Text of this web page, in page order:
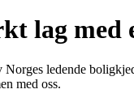
lag
ledende
med oss.